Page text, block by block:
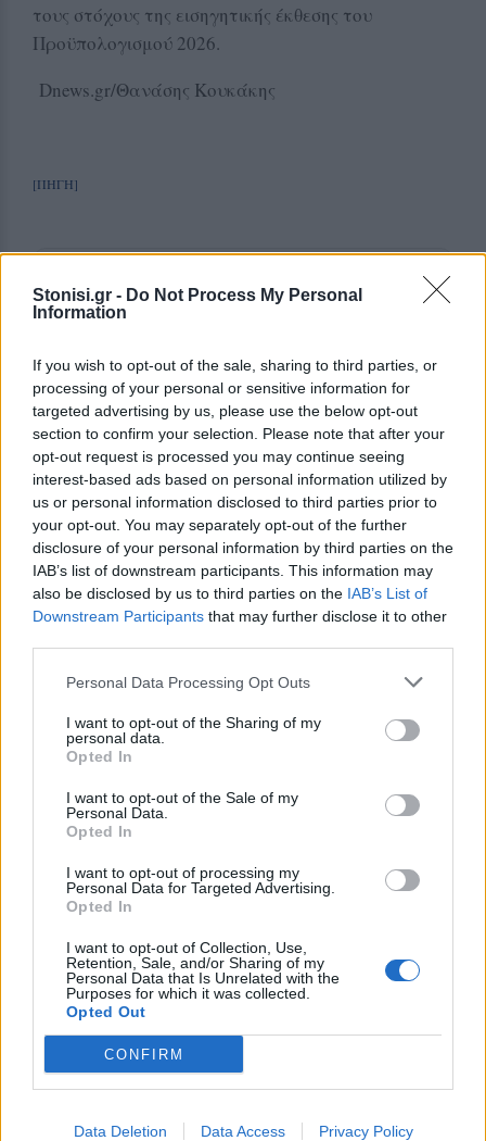
Stonisi.gr - Do Not Process My Personal
Information
If you wish to opt-out of the sale, sharing to third parties, or
processing of your personal or sensitive information for
targeted advertising by us, please use the below opt-out
section to confirm your selection. Please note that after your
opt-out request is processed you may continue seeing
interest-based ads based on personal information utilized by
us or personal information disclosed to third parties prior to
your opt-out. You may separately opt-out of the further
disclosure of your personal information by third parties on the
IAB’s list of downstream participants. This information may
also be disclosed by us to third parties on the IAB’s List of
Downstream Participants that may further disclose it to other
Personal Data Processing Opt Outs
I want to opt-out of the Sharing of my
personal data.
Opted In
I want to opt-out of the Sale of my
Personal Data.
Opted In
I want to opt-out of processing my
Personal Data for Targeted Advertising.
Opted In
I want to opt-out of Collection, Use,
Retention, Sale, and/or Sharing of my
Personal Data that Is Unrelated with the
Purposes for which it was collected.
Opted Out
CONFIRM
Data Deletion Data Access Privacy Policy
τους στόχους της εισηγητικής έκθεσης του
Προϋπολογισμού 2026.
Dnews.gr/Θανάσης Κουκάκης
[ΠΗΓΗ]
αναζήτησης
ΣΤΗΝ ΙΔΙΑ ΚΑΤΗΓΟΡΙΑ
ΑΓΟΡΑ
Αντίδραση των ιδιωτικών
υπαλλήλων για τη Λευκή Νύχτα
της Μυτιλήνης
Παρέμβαση της Ένωσης Ιδιωτικών
Υπαλλήλων Λέσβου για τα
διευρυμένα ωράρια και τις
συνθήκες εργασίας στα εμπορικά
καταστήματα
Η Λευκή Νύχτα γέμισε ζωή την
αγορά του Πλωμαρίου
Μουσική, χορός και αυξημένη
του Εμπορικού Συλλόγου
Πλωμαρίου
ΑΓΡΟΤΕΣ
Αφθώδης πυρετός στη Λέσβο με
Κανένα θετικό αποτέλεσμα στους
ελέγχους που δημοσιοποιήθηκαν
την Τετάρτη 5 Αυγούστου
αφανισμό»